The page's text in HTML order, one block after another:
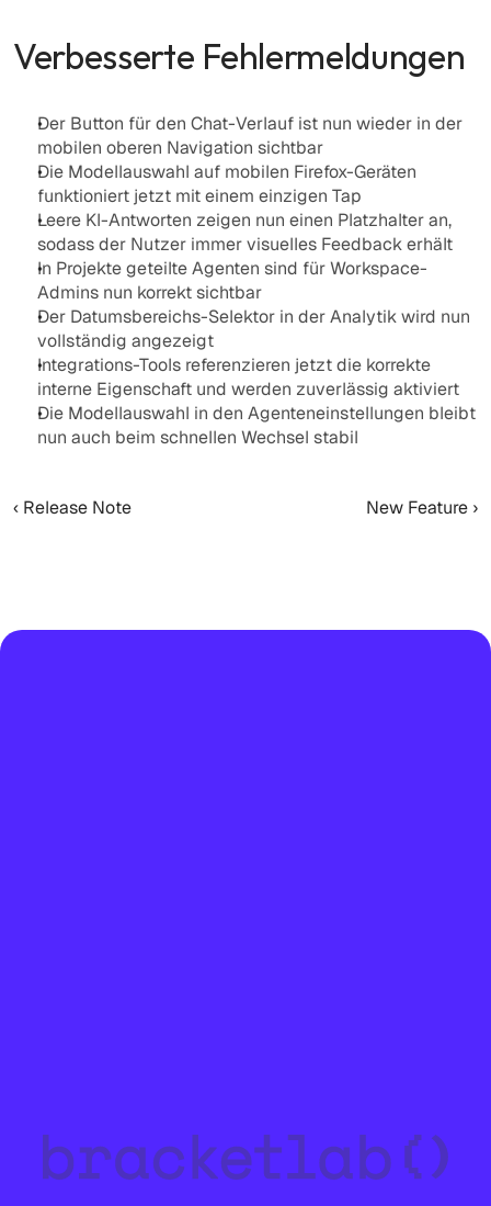
Verbesserte Fehlermeldungen
Der Button für den Chat-Verlauf ist nun wieder in der
mobilen oberen Navigation sichtbar
Die Modellauswahl auf mobilen Firefox-Geräten
funktioniert jetzt mit einem einzigen Tap
Leere KI-Antworten zeigen nun einen Platzhalter an,
sodass der Nutzer immer visuelles Feedback erhält
In Projekte geteilte Agenten sind für Workspace-
Admins nun korrekt sichtbar
Der Datumsbereichs-Selektor in der Analytik wird nun
vollständig angezeigt
Integrations-Tools referenzieren jetzt die korrekte
interne Eigenschaft und werden zuverlässig aktiviert
Die Modellauswahl in den Agenteneinstellungen bleibt
nun auch beim schnellen Wechsel stabil
‹ Release Note New Feature ›